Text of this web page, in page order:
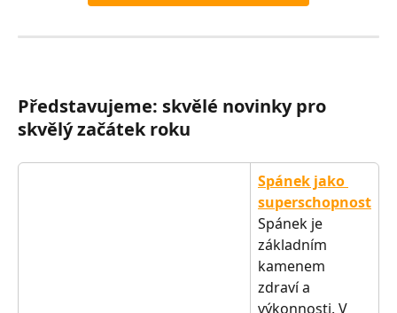
Představujeme: skvělé novinky pro
skvělý začátek roku
Spánek jako
superschopnost
Spánek je
základním
kamenem
zdraví a
výkonnosti. V